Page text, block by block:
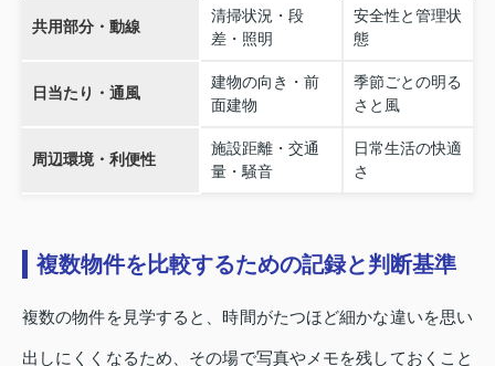
共用部分・動線
清掃状況・段
差・照明
安全性と管理状
態
日当たり・通風
建物の向き・前
面建物
季節ごとの明る
さと風
周辺環境・利便性
施設距離・交通
量・騒音
日常生活の快適
さ
複数物件を比較するための記録と判断基準
複数の物件を見学すると、時間がたつほど細かな違いを思い
出しにくくなるため、その場で写真やメモを残しておくこと